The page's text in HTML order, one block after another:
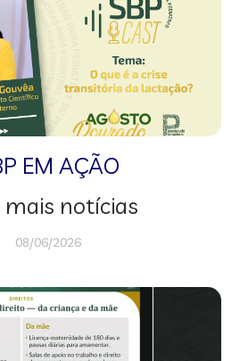
EM AÇÃO
mais notícias
08/06/2026